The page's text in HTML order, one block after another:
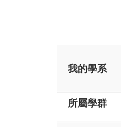
我的學系
所屬學群